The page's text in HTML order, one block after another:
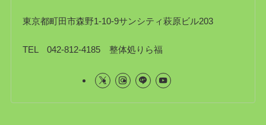
東京都町田市森野1-10-9サンシティ萩原ビル203
TEL 042-812-4185 整体処りら福